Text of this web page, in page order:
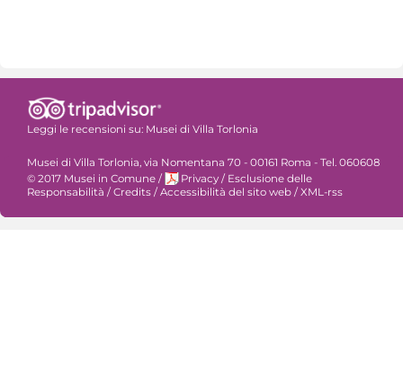
Leggi le recensioni su: Musei di Villa Torlonia
Musei di Villa Torlonia, via Nomentana 70 - 00161 Roma - Tel. 060608
© 2017 Musei in Comune / Privacy / Esclusione delle
Responsabilità / Credits / Accessibilità del sito web / XML-rss